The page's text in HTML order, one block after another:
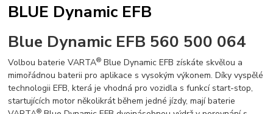
BLUE Dynamic EFB
Blue Dynamic EFB 560 500 064
Volbou baterie VARTA® Blue Dynamic EFB získáte skvělou a
mimořádnou baterii pro aplikace s vysokým výkonem. Díky vyspělé
technologii EFB, která je vhodná pro vozidla s funkcí start-stop,
startujících motor několikrát během jedné jízdy, mají baterie
®